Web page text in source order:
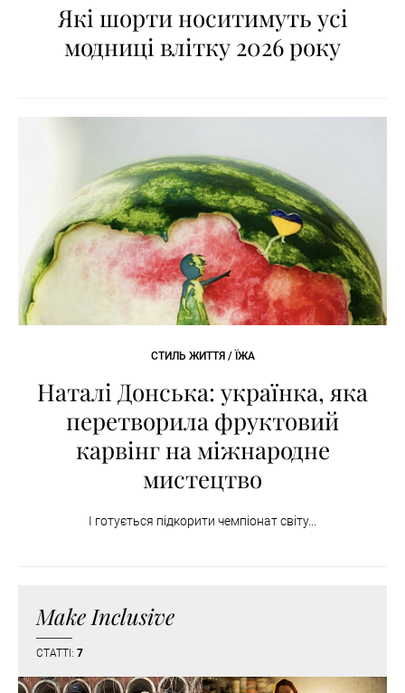
Які шорти носитимуть усі
модниці влітку 2026 року
СТИЛЬ ЖИТТЯ / ЇЖА
Наталі Донська: українка, яка
перетворила фруктовий
карвінг на міжнародне
мистецтво
І готується підкорити чемпіонат світу...
Make Inclusive
СТАТТІ: 7